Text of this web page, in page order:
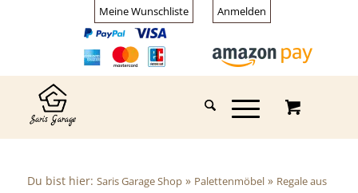
Meine Wunschliste Anmelden
Du bist hier: Saris Garage Shop» Palettenmöbel» Regale aus